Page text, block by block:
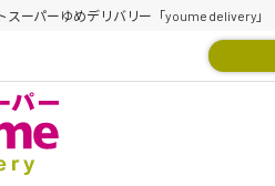
スーパーゆめデリバリー「youme delivery」